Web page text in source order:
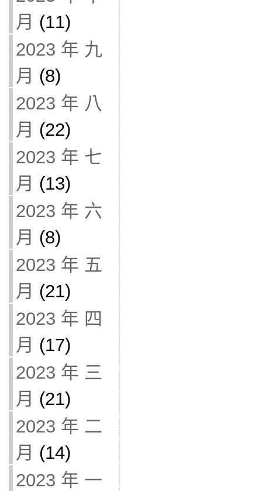
月 (11)
2023 年 九
月 (8)
2023 年 八
月 (22)
2023 年 七
月 (13)
2023 年 六
月 (8)
2023 年 五
月 (21)
2023 年 四
月 (17)
2023 年 三
月 (21)
2023 年 二
月 (14)
2023 年 一